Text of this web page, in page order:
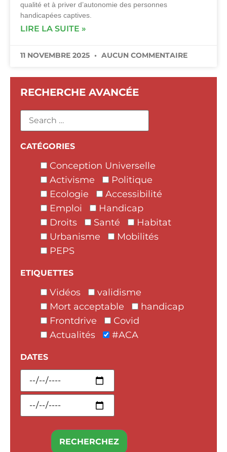
qualité et à priver d’autonomie des personnes
handicapées captives.
LIRE LA SUITE »
11 NOVEMBRE 2025 AUCUN COMMENTAIRE
RECHERCHE AVANCÉE
CATÉGORIES
Conception Universelle
Activisme
Politique
Ecologie
Accessibilité
Emploi
Handicap
Droits
Santé
Habitat
Urbanisme
Mobilités
PEPS
ETIQUETTES
Vidéos
validisme
Mort acceptable
handicap
Frontdrive
Covid
Actualités
#ACA
DATES